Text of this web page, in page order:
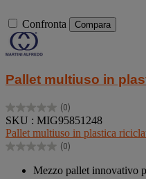
Confronta Compara
Pallet multiuso in
(0)
0.0
su
5
stelle.
SKU : MIG95851248
Pallet multiuso in plastica
(0)
0.0
Mezzo pallet innovativo